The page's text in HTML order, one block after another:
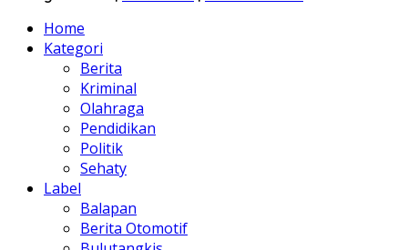
Home
Kategori
Berita
Kriminal
Olahraga
Pendidikan
Politik
Sehaty
Label
Balapan
Berita Otomotif